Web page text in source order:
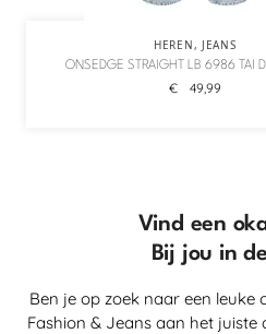
HEREN, JEANS
ONSEDGE STRAIGHT LB 6986 TAI
€ 49,99
Vind een
Bij jou in
Ben je op zoek naar een leuke
Fashion & Jeans aan het juiste